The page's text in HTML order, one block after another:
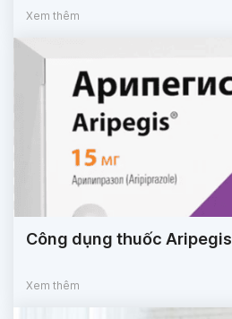
Xem thêm
Công dụng thuốc Aripegis
Xem thêm